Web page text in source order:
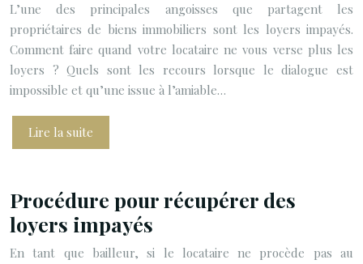
L’une des principales angoisses que partagent les
propriétaires de biens immobiliers sont les loyers impayés.
Comment faire quand votre locataire ne vous verse plus les
loyers ? Quels sont les recours lorsque le dialogue est
impossible et qu’une issue à l’amiable…
Lire la suite
Procédure pour récupérer des
loyers impayés
En tant que bailleur, si le locataire ne procède pas au